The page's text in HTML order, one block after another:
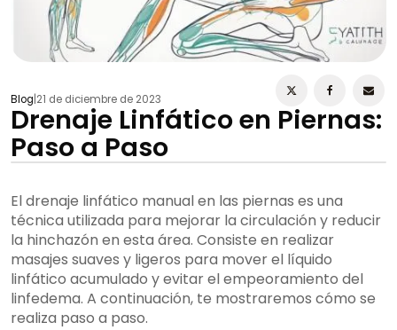
Blog 21 de diciembre de 2023
Drenaje Linfático en Piernas:
Paso a Paso
El drenaje linfático manual en las piernas es una
técnica utilizada para mejorar la circulación y reducir
la hinchazón en esta área. Consiste en realizar
masajes suaves y ligeros para mover el líquido
linfático acumulado y evitar el empeoramiento del
linfedema. A continuación, te mostraremos cómo se
realiza paso a paso.